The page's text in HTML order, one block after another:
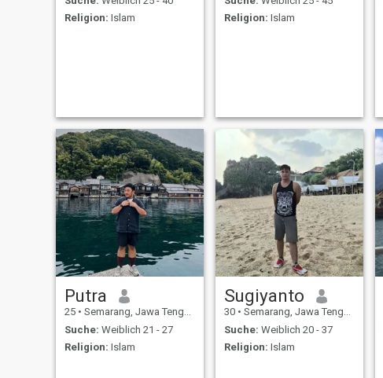
Religion: Islam
Religion: Islam
Putra
25 • Semarang, Jawa Tengah, Indonesien
Suche: Weiblich 21 - 27
Religion: Islam
Sugiyanto
30 • Semarang, Jawa Tengah, Indonesien
Suche: Weiblich 20 - 37
Religion: Islam